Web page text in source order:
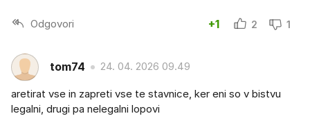
Odgovori +1 2 1
tom74 24. 04. 2026 09.49
aretirat vse in zapreti vse te stavnice, ker eni so v bistvu
legalni, drugi pa nelegalni lopovi